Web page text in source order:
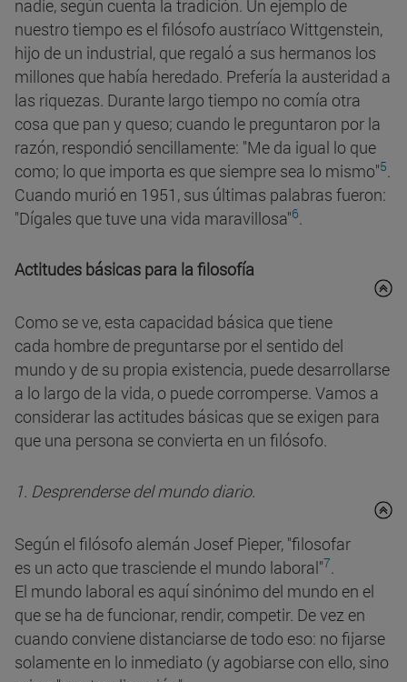
nadie, según cuenta la tradición. Un ejemplo de
nuestro tiempo es el filósofo austríaco Wittgenstein,
hijo de un industrial, que regaló a sus hermanos los
millones que había heredado. Prefería la austeridad a
las riquezas. Durante largo tiempo no comía otra
cosa que pan y queso; cuando le preguntaron por la
razón, respondió sencillamente: "Me da igual lo que
como; lo que importa es que siempre sea lo mismo"5.
Cuando murió en 1951, sus últimas palabras fueron:
"Dígales que tuve una vida maravillosa"6.
Actitudes básicas para la filosofía
Como se ve, esta capacidad básica que tiene
cada hombre de preguntarse por el sentido del
mundo y de su propia existencia, puede desarrollarse
a lo largo de la vida, o puede corromperse. Vamos a
considerar las actitudes básicas que se exigen para
que una persona se convierta en un filósofo.
1. Desprenderse del mundo diario.
Según el filósofo alemán Josef Pieper, "filosofar
es un acto que trasciende el mundo laboral"7.
El mundo laboral es aquí sinónimo del mundo en el
que se ha de funcionar, rendir, competir. De vez en
cuando conviene distanciarse de todo eso: no fijarse
solamente en lo inmediato (y agobiarse con ello, sino